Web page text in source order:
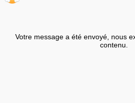
Votre message a été envoyé, nous
contenu.